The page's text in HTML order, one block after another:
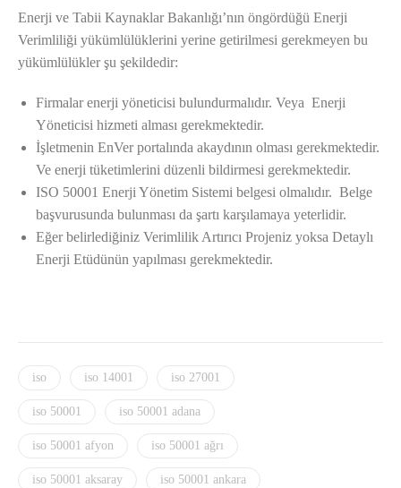
Enerji ve Tabii Kaynaklar Bakanlığı’nın öngördüğü Enerji
Verimliliği yükümlülüklerini yerine getirilmesi gerekmeyen bu
yükümlülükler şu şekildedir:
Firmalar enerji yöneticisi bulundurmalıdır. Veya Enerji
Yöneticisi hizmeti alması gerekmektedir.
İşletmenin EnVer portalında akaydının olması gerekmektedir.
Ve enerji tüketimlerini düzenli bildirmesi gerekmektedir.
ISO 50001 Enerji Yönetim Sistemi belgesi olmalıdır. Belge
başvurusunda bulunması da şartı karşılamaya yeterlidir.
Eğer belirlediğiniz Verimlilik Artırıcı Projeniz yoksa Detaylı
Enerji Etüdünün yapılması gerekmektedir.
iso iso 14001 iso 27001
iso 50001 iso 50001 adana
iso 50001 afyon iso 50001 ağrı
iso 50001 aksaray iso 50001 ankara